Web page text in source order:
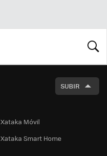
SUBIR
Xataka Móvil
Xataka Smart Home